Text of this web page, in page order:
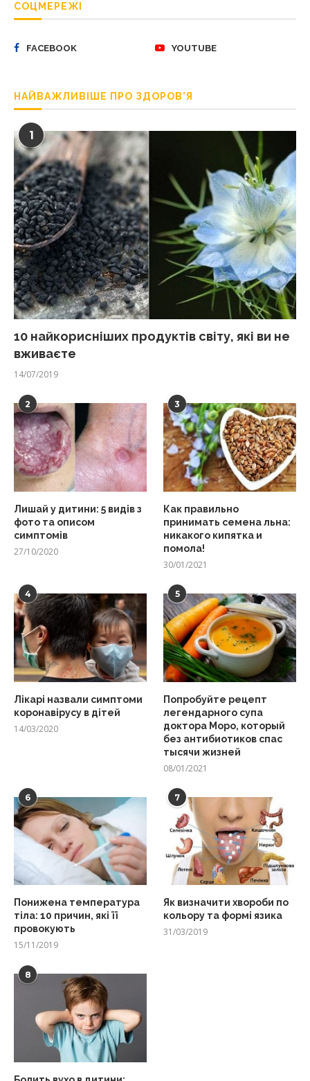
СОЦМЕРЕЖІ
FACEBOOK YOUTUBE
НАЙВАЖЛИВІШЕ ПРО ЗДОРОВ’Я
1
10 найкорисніших продуктів світу, які ви не
вживаєте
14/07/2019
2
Лишай у дитини: 5 видів з
фото та описом
симптомів
27/10/2020
3
Как правильно
принимать семена льна:
никакого кипятка и
помола!
30/01/2021
4
Лікарі назвали симптоми
коронавірусу в дітей
14/03/2020
5
Попробуйте рецепт
легендарного супа
доктора Моро, который
без антибиотиков спас
тысячи жизней
08/01/2021
6
Понижена температура
тіла: 10 причин, які її
провокують
15/11/2019
7
Як визначити хвороби по
кольору та формі язика
31/03/2019
8